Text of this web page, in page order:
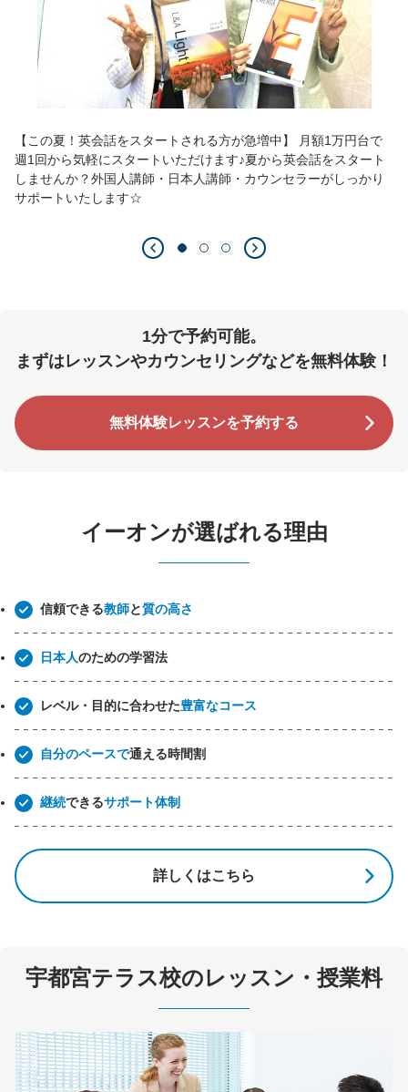
【この夏！英会話をスタートされる方が急増中】 月額1万円台で
週1回から気軽にスタートいただけます♪夏から英会話をスタート
しませんか？外国人講師・日本人講師・カウンセラーがしっかり
サポートいたします☆
1分で予約可能。
まずはレッスンやカウンセリングなどを無料体験！
無料体験レッスンを予約する
イーオンが選ばれる理由
信頼できる教師と質の高さ
日本人のための学習法
レベル・目的に合わせた豊富なコース
自分のペースで通える時間割
継続できるサポート体制
詳しくはこちら
宇都宮テラス校のレッスン・授業料